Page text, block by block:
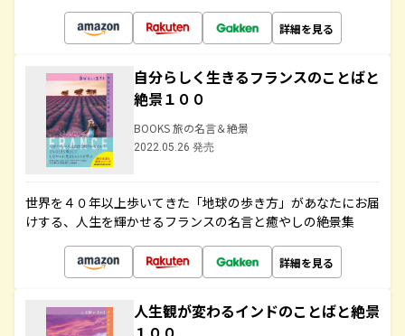
詳細を見る
自分らしく生きるフランスのことばと
絶景１００
BOOKS 旅の名言＆絶景
2022.05.26 発売
世界を４０年以上歩いてきた「地球の歩き方」があなたにお届
けする、人生を輝かせるフランスの名言と癒やしの絶景集
詳細を見る
人生観が変わるインドのことばと絶景